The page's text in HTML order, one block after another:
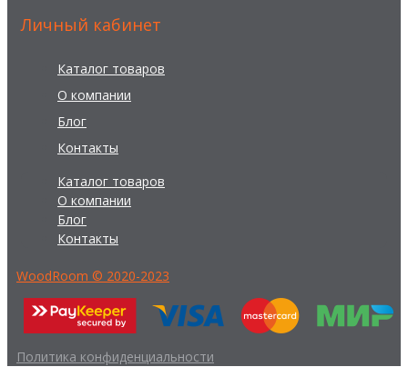
Личный кабинет
Каталог товаров
О компании
Блог
Контакты
Каталог товаров
О компании
Блог
Контакты
WoodRoom © 2020-2023
Политика конфиденциальности